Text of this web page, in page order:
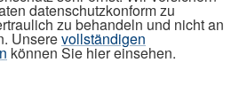
datenschutzkonform zu
zu behandeln und nicht an
Unserevollständigen
können Sie hier einsehen.